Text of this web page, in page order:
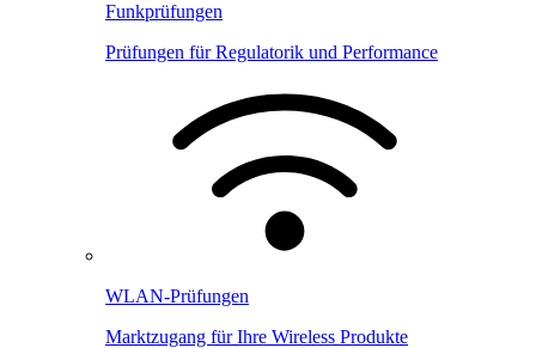
Funkprüfungen
Prüfungen für Regulatorik und Performance
WLAN-Prüfungen
Marktzugang für Ihre Wireless Produkte